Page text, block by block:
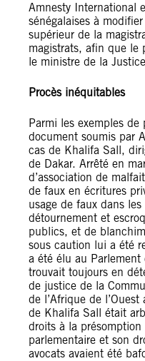
Amnesty International
sénégalaises à
supérieur de la
magistrats, afin que le
le ministre de la
Procès inéquitables
Parmi les exemples
document soumis par
cas de Khalifa Sall,
de Dakar. Arrêté en
d’association de
de faux en écritures
usage de faux dans
détournement et
publics, et de
sous caution lui a été
a été élu au
trouvait toujours en
de justice de la
de l’Afrique de
de Khalifa Sall était
droits à la présomption
parlementaire et son
avocats avaient été